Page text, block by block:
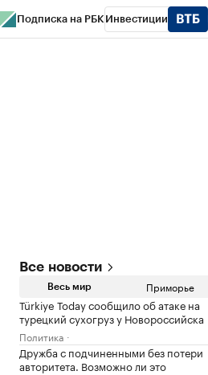
Подписка на РБК Инвестиции
Все новости
Весь мир Приморье
Türkiye Today сообщило об атаке на
турецкий сухогруз у Новороссийска
Политика
Дружба с подчиненными без потери
авторитета. Возможно ли это